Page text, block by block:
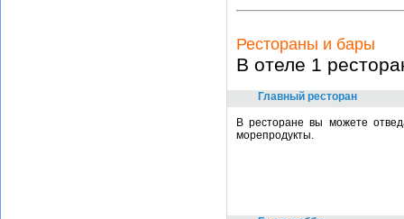
Рестораны и бары
В отеле 1
Главный ресторан
В ресторане вы можете
морепродукты.